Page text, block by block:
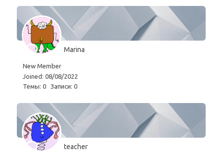
Marina
New Member
Joined: 08/08/2022
Темы: 0
Записи: 0
teacher